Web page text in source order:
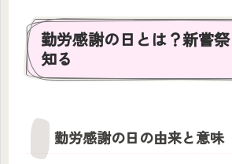
勤労感謝の日とは？新嘗
知る
勤労感謝の日の由来と意味